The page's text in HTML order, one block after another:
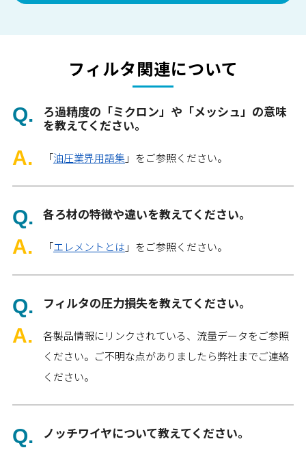
フィルタ関連について
ろ過精度の「ミクロン」や「メッシュ」の意味
を教えてください。
「油圧業界用語集」をご参照ください。
各ろ材の特徴や違いを教えてください。
「エレメントとは 」をご参照ください。
フィルタの圧力損失を教えてください。
各製品情報にリンクされている、流量データをご参照
ください。ご不明な点がありましたら弊社までご連絡
ください。
ノッチワイヤについて教えてください。